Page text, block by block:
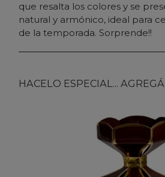
que resalta los colores y se
natural y armónico, ideal para
de la temporada. Sorprende!!
HACELO ESPECIAL... AGREGÁ